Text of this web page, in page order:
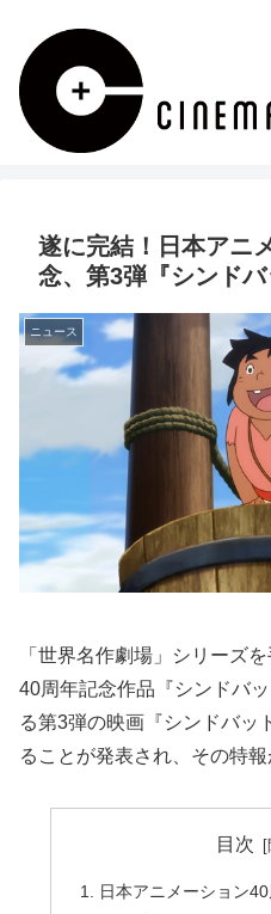
遂に完結！日本アニ
念、第3弾『シンド
ニュース
「世界名作劇場」シリーズ
40周年記念作品『シンドバ
る第3弾の映画『シンドバッ
ることが発表され、その特報
目次
日本アニメーション